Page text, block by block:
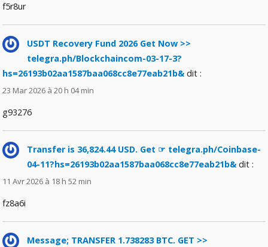
f5r8ur
USDT Recovery Fund 2026 Get Now >>
telegra.ph/Blockchaincom-03-17-3?
hs=26193b02aa1587baa068cc8e77eab21b& dit :
23 Mar 2026 à 20 h 04 min
g93276
Transfer is 36,824.44 USD. Get ☞ telegra.ph/Coinbase-
04-11?hs=26193b02aa1587baa068cc8e77eab21b& dit :
11 Avr 2026 à 18 h 52 min
fz8a6i
Message; TRANSFER 1.738283 BTC. GET >>